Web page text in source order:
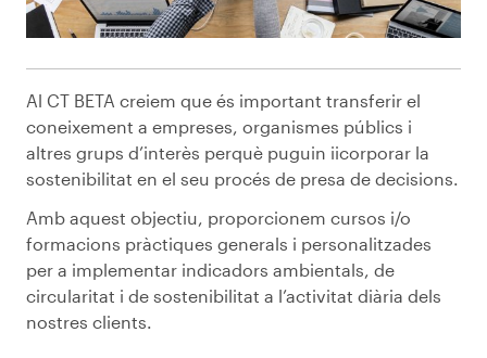
Al CT BETA creiem que és important transferir el
coneixement a empreses, organismes públics i
altres grups d’interès perquè puguin iicorporar la
sostenibilitat en el seu procés de presa de decisions.
Amb aquest objectiu, proporcionem cursos i/o
formacions pràctiques generals i personalitzades
per a implementar indicadors ambientals, de
circularitat i de sostenibilitat a l’activitat diària dels
nostres clients.